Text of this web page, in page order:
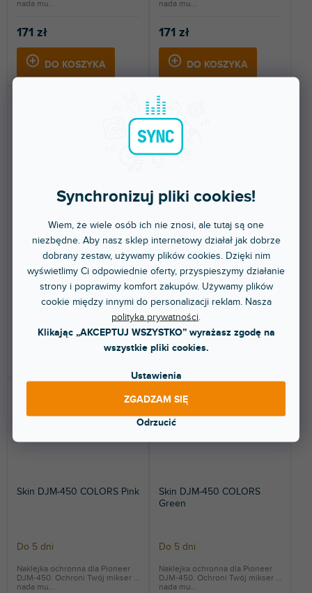
Synchronizuj pliki cookies!
Wiem, że wiele osób ich nie znosi, ale tutaj są one
niezbędne. Aby nasz sklep internetowy działał jak dobrze
dobrany zestaw, używamy plików cookies. Dzięki nim
wyświetlimy Ci odpowiednie oferty, przyspieszymy działanie
strony i poprawimy komfort zakupów. Używamy plików
cookie między innymi do personalizacji reklam. Nasza
polityka prywatności.
Klikając „AKCEPTUJ WSZYSTKO” wyrażasz zgodę na
wszystkie pliki cookies.
Ustawienia
Odrzucić
ZGADZAM SIĘ
171 zł
DO KOSZYKA
nada mu...
171 zł
DO KOSZYKA
nada mu...
Skin DJM-450 COLORS
Do 5 dni
Naklejka ochronna dla Pioneer
DJM-450. Ochroni Twój mikser i
Skin DJM-450 COLORS
Do 5 dni
171 zł
Naklejka ochronna dla Pioneer
DJM-450. Ochroni Twój mikser i
Skin DJM-450 COLORS Pink
Do 5 dni
Naklejka ochronna dla Pioneer
DJM-450. Ochroni Twój mikser i
nada mu...
Skin DJM-450 COLORS
Green
Do 5 dni
Naklejka ochronna dla Pioneer
DJM-450. Ochroni Twój mikser i
nada mu...